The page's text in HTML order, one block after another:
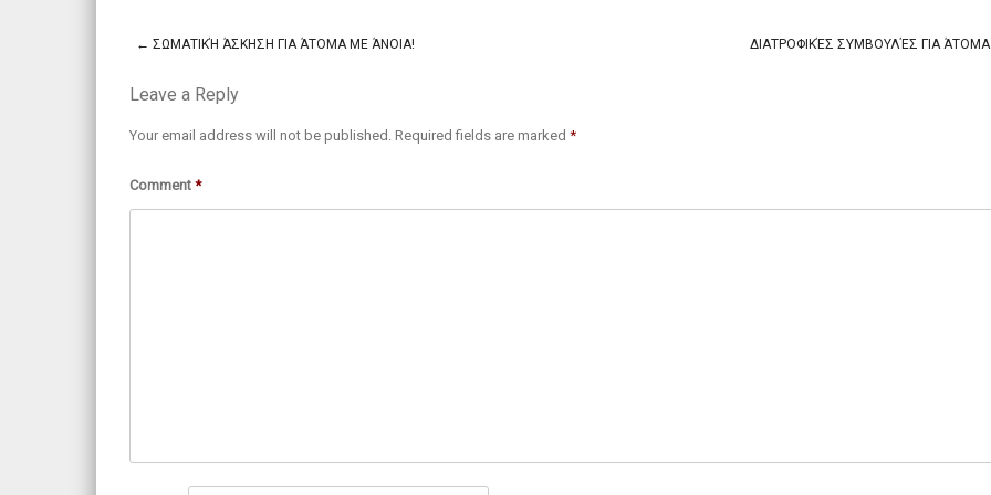
Post navigation
← ΣΩΜΑΤΙΚΉ ΆΣΚΗΣΗ ΓΙΑ ΆΤΟΜΑ ΜΕ ΆΝΟΙΑ! ΔΙΑΤΡΟΦΙΚΈΣ ΣΥΜΒΟΥΛΈΣ ΓΙΑ
Leave a Reply
Your email address will not be published. Required fields are marked *
Comment *